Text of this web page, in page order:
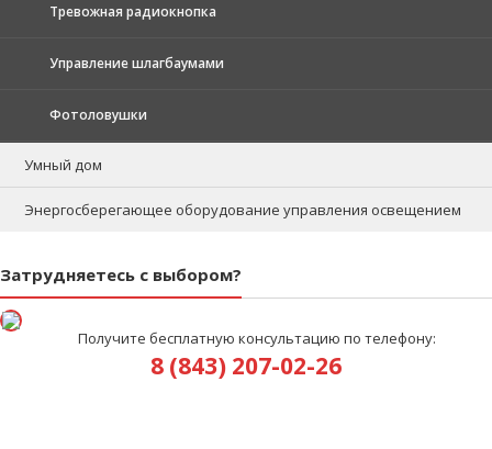
Тревожная радиокнопка
Управление шлагбаумами
Фотоловушки
Умный дом
Энергосберегающее оборудование управления освещением
Затрудняетесь с выбором?
Получите бесплатную консультацию по телефону:
8 (843) 207-02-26